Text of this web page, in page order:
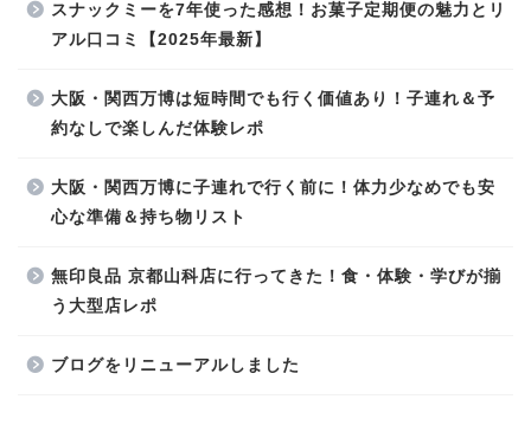
スナックミーを7年使った感想！お菓子定期便の魅力とリ
アル口コミ【2025年最新】
大阪・関西万博は短時間でも行く価値あり！子連れ＆予
約なしで楽しんだ体験レポ
大阪・関西万博に子連れで行く前に！体力少なめでも安
心な準備＆持ち物リスト
無印良品 京都山科店に行ってきた！食・体験・学びが揃
う大型店レポ
ブログをリニューアルしました